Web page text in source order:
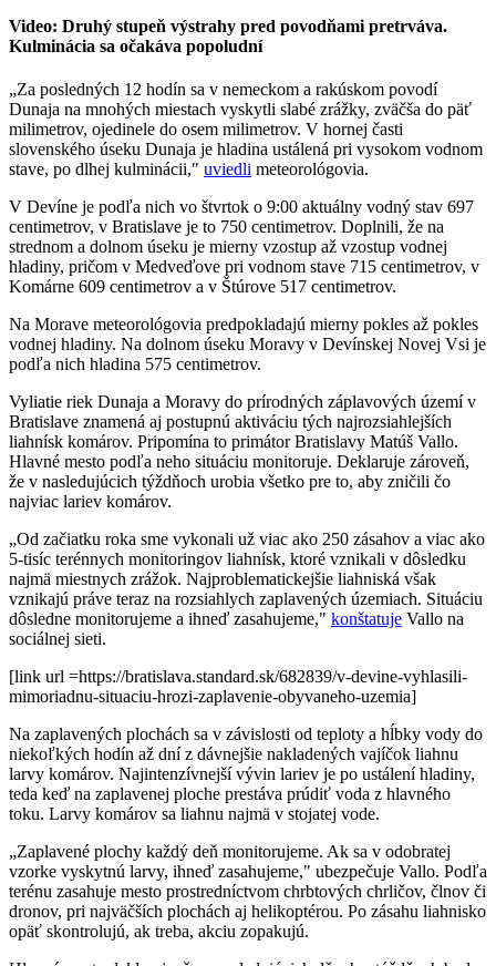
Video: Druhý stupeň výstrahy pred povodňami pretrváva.
Kulminácia sa očakáva popoludní
„Za posledných 12 hodín sa v nemeckom a rakúskom povodí
Dunaja na mnohých miestach vyskytli slabé zrážky, zväčša do päť
milimetrov, ojedinele do osem milimetrov. V hornej časti
slovenského úseku Dunaja je hladina ustálená pri vysokom vodnom
stave, po dlhej kulminácii," uviedli meteorológovia.
V Devíne je podľa nich vo štvrtok o 9:00 aktuálny vodný stav 697
centimetrov, v Bratislave je to 750 centimetrov. Doplnili, že na
strednom a dolnom úseku je mierny vzostup až vzostup vodnej
hladiny, pričom v Medveďove pri vodnom stave 715 centimetrov, v
Komárne 609 centimetrov a v Štúrove 517 centimetrov.
Na Morave meteorológovia predpokladajú mierny pokles až pokles
vodnej hladiny. Na dolnom úseku Moravy v Devínskej Novej Vsi je
podľa nich hladina 575 centimetrov.
Vyliatie riek Dunaja a Moravy do prírodných záplavových území v
Bratislave znamená aj postupnú aktiváciu tých najrozsiahlejších
liahnísk komárov. Pripomína to primátor Bratislavy Matúš Vallo.
Hlavné mesto podľa neho situáciu monitoruje. Deklaruje zároveň,
že v nasledujúcich týždňoch urobia všetko pre to, aby zničili čo
najviac lariev komárov.
„Od začiatku roka sme vykonali už viac ako 250 zásahov a viac ako
5-tisíc terénnych monitoringov liahnísk, ktoré vznikali v dôsledku
najmä miestnych zrážok. Najproblematickejšie liahniská však
vznikajú práve teraz na rozsiahlych zaplavených územiach. Situáciu
dôsledne monitorujeme a ihneď zasahujeme," konštatuje Vallo na
sociálnej sieti.
[link url =https://bratislava.standard.sk/682839/v-devine-vyhlasili-
mimoriadnu-situaciu-hrozi-zaplavenie-obyvaneho-uzemia]
Na zaplavených plochách sa v závislosti od teploty a hĺbky vody do
niekoľkých hodín až dní z dávnejšie nakladených vajíčok liahnu
larvy komárov. Najintenzívnejší vývin lariev je po ustálení hladiny,
teda keď na zaplavenej ploche prestáva prúdiť voda z hlavného
toku. Larvy komárov sa liahnu najmä v stojatej vode.
„Zaplavené plochy každý deň monitorujeme. Ak sa v odobratej
vzorke vyskytnú larvy, ihneď zasahujeme," ubezpečuje Vallo. Podľa
terénu zasahuje mesto prostredníctvom chrbtových chrličov, člnov či
dronov, pri najväčších plochách aj helikoptérou. Po zásahu liahnisko
opäť skontrolujú, ak treba, akciu zopakujú.